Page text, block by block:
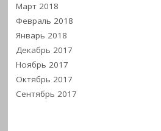
Март 2018
Февраль 2018
Январь 2018
Декабрь 2017
Ноябрь 2017
Октябрь 2017
Сентябрь 2017